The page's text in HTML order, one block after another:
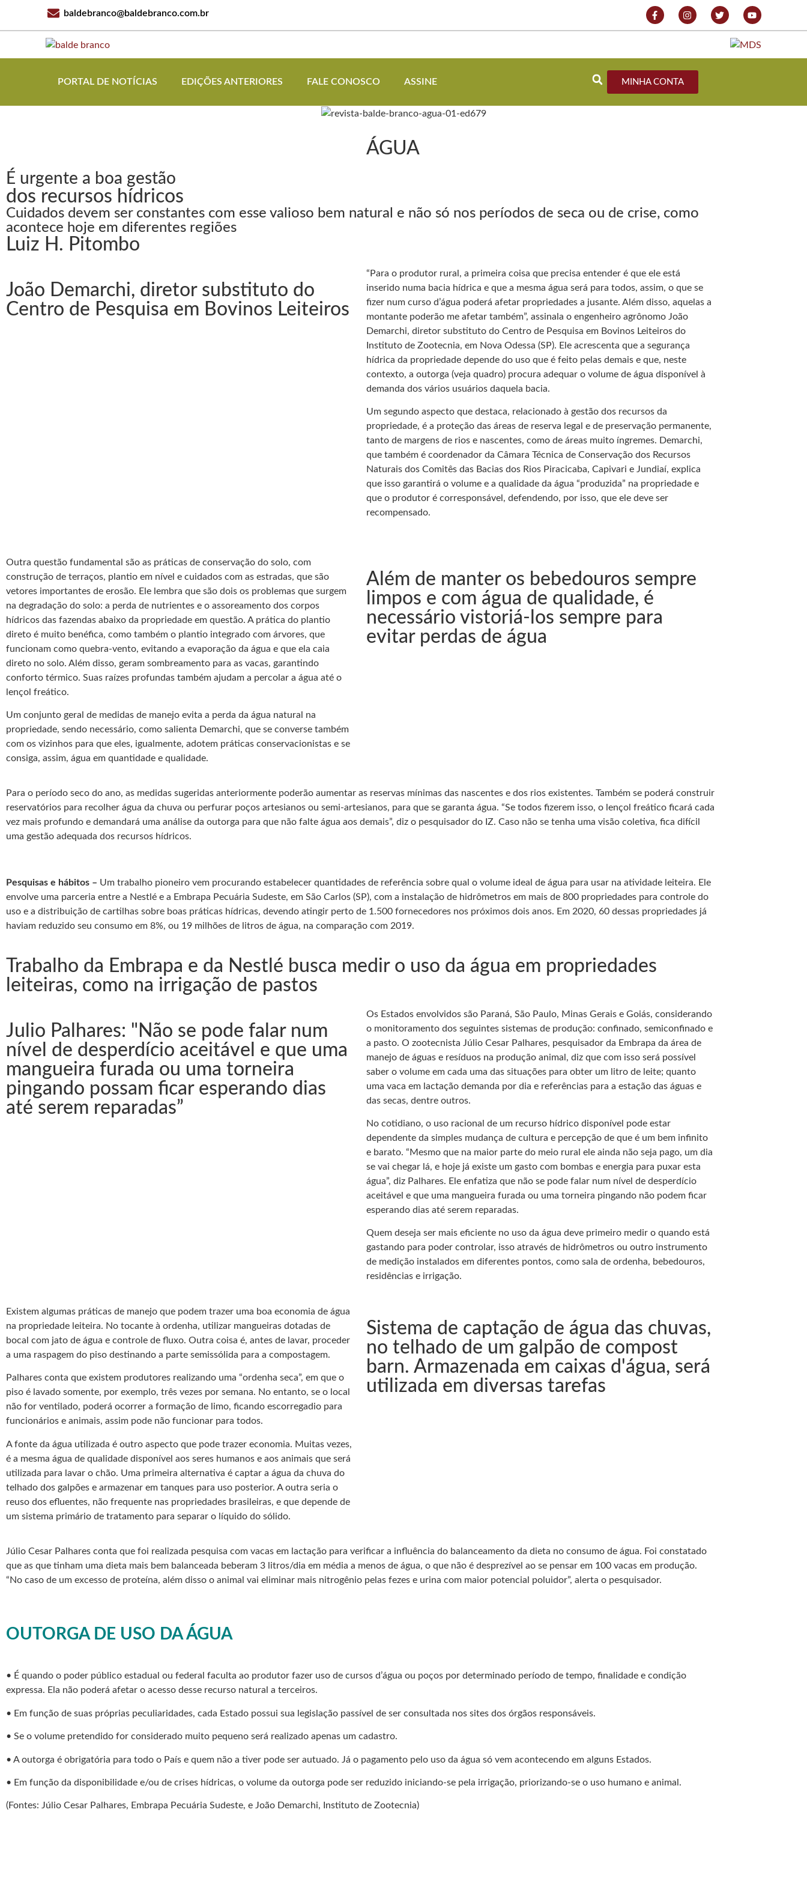
baldebranco@baldebranco.com.br
MINHA CONTA
PORTAL DE NOTÍCIAS EDIÇÕES ANTERIORES FALE CONOSCO ASSINE
ÁGUA
É urgente a boa gestão
dos recursos hídricos
Cuidados devem ser constantes com esse valioso bem natural e não só nos períodos de seca ou de crise, como
acontece hoje em diferentes regiões
Luiz H. Pitombo
João Demarchi, diretor substituto do
Centro de Pesquisa em Bovinos Leiteiros
“Para o produtor rural, a primeira coisa que precisa entender é que ele está
inserido numa bacia hídrica e que a mesma água será para todos, assim, o que se
fizer num curso d’água poderá afetar propriedades a jusante. Além disso, aquelas a
montante poderão me afetar também”, assinala o engenheiro agrônomo João
Demarchi, diretor substituto do Centro de Pesquisa em Bovinos Leiteiros do
Instituto de Zootecnia, em Nova Odessa (SP). Ele acrescenta que a segurança
hídrica da propriedade depende do uso que é feito pelas demais e que, neste
contexto, a outorga (veja quadro) procura adequar o volume de água disponível à
demanda dos vários usuários daquela bacia.
Um segundo aspecto que destaca, relacionado à gestão dos recursos da
propriedade, é a proteção das áreas de reserva legal e de preservação permanente,
tanto de margens de rios e nascentes, como de áreas muito íngremes. Demarchi,
que também é coordenador da Câmara Técnica de Conservação dos Recursos
Naturais dos Comitês das Bacias dos Rios Piracicaba, Capivari e Jundiaí, explica
que isso garantirá o volume e a qualidade da água “produzida” na propriedade e
que o produtor é corresponsável, defendendo, por isso, que ele deve ser
recompensado.
Outra questão fundamental são as práticas de conservação do solo, com
construção de terraços, plantio em nível e cuidados com as estradas, que são
vetores importantes de erosão. Ele lembra que são dois os problemas que surgem
na degradação do solo: a perda de nutrientes e o assoreamento dos corpos
hídricos das fazendas abaixo da propriedade em questão. A prática do plantio
direto é muito benéfica, como também o plantio integrado com árvores, que
funcionam como quebra-vento, evitando a evaporação da água e que ela caia
direto no solo. Além disso, geram sombreamento para as vacas, garantindo
conforto térmico. Suas raízes profundas também ajudam a percolar a água até o
lençol freático.
Um conjunto geral de medidas de manejo evita a perda da água natural na
propriedade, sendo necessário, como salienta Demarchi, que se converse também
com os vizinhos para que eles, igualmente, adotem práticas conservacionistas e se
consiga, assim, água em quantidade e qualidade.
Além de manter os bebedouros sempre
limpos e com água de qualidade, é
necessário vistoriá-los sempre para
evitar perdas de água
Para o período seco do ano, as medidas sugeridas anteriormente poderão aumentar as reservas mínimas das nascentes e dos rios existentes. Também se poderá construir
reservatórios para recolher água da chuva ou perfurar poços artesianos ou semi-artesianos, para que se garanta água. “Se todos fizerem isso, o lençol freático ficará cada
vez mais profundo e demandará uma análise da outorga para que não falte água aos demais”, diz o pesquisador do IZ. Caso não se tenha uma visão coletiva, fica difícil
uma gestão adequada dos recursos hídricos.
Pesquisas e hábitos – Um trabalho pioneiro vem procurando estabelecer quantidades de referência sobre qual o volume ideal de água para usar na atividade leiteira. Ele
envolve uma parceria entre a Nestlé e a Embrapa Pecuária Sudeste, em São Carlos (SP), com a instalação de hidrômetros em mais de 800 propriedades para controle do
uso e a distribuição de cartilhas sobre boas práticas hídricas, devendo atingir perto de 1.500 fornecedores nos próximos dois anos. Em 2020, 60 dessas propriedades já
haviam reduzido seu consumo em 8%, ou 19 milhões de litros de água, na comparação com 2019.
Trabalho da Embrapa e da Nestlé busca medir o uso da água em propriedades
leiteiras, como na irrigação de pastos
Julio Palhares: "Não se pode falar num
nível de desperdício aceitável e que uma
mangueira furada ou uma torneira
pingando possam ficar esperando dias
até serem reparadas”
Os Estados envolvidos são Paraná, São Paulo, Minas Gerais e Goiás, considerando
o monitoramento dos seguintes sistemas de produção: confinado, semiconfinado e
a pasto. O zootecnista Júlio Cesar Palhares, pesquisador da Embrapa da área de
manejo de águas e resíduos na produção animal, diz que com isso será possível
saber o volume em cada uma das situações para obter um litro de leite; quanto
uma vaca em lactação demanda por dia e referências para a estação das águas e
das secas, dentre outros.
No cotidiano, o uso racional de um recurso hídrico disponível pode estar
dependente da simples mudança de cultura e percepção de que é um bem infinito
e barato. “Mesmo que na maior parte do meio rural ele ainda não seja pago, um dia
se vai chegar lá, e hoje já existe um gasto com bombas e energia para puxar esta
água”, diz Palhares. Ele enfatiza que não se pode falar num nível de desperdício
aceitável e que uma mangueira furada ou uma torneira pingando não podem ficar
esperando dias até serem reparadas.
Quem deseja ser mais eficiente no uso da água deve primeiro medir o quando está
gastando para poder controlar, isso através de hidrômetros ou outro instrumento
de medição instalados em diferentes pontos, como sala de ordenha, bebedouros,
residências e irrigação.
Existem algumas práticas de manejo que podem trazer uma boa economia de água
na propriedade leiteira. No tocante à ordenha, utilizar mangueiras dotadas de
bocal com jato de água e controle de fluxo. Outra coisa é, antes de lavar, proceder
a uma raspagem do piso destinando a parte semissólida para a compostagem.
Palhares conta que existem produtores realizando uma “ordenha seca”, em que o
piso é lavado somente, por exemplo, três vezes por semana. No entanto, se o local
não for ventilado, poderá ocorrer a formação de limo, ficando escorregadio para
funcionários e animais, assim pode não funcionar para todos.
A fonte da água utilizada é outro aspecto que pode trazer economia. Muitas vezes,
é a mesma água de qualidade disponível aos seres humanos e aos animais que será
utilizada para lavar o chão. Uma primeira alternativa é captar a água da chuva do
telhado dos galpões e armazenar em tanques para uso posterior. A outra seria o
reuso dos efluentes, não frequente nas propriedades brasileiras, e que depende de
um sistema primário de tratamento para separar o líquido do sólido.
Sistema de captação de água das chuvas,
no telhado de um galpão de compost
barn. Armazenada em caixas d'água, será
utilizada em diversas tarefas
Júlio Cesar Palhares conta que foi realizada pesquisa com vacas em lactação para verificar a influência do balanceamento da dieta no consumo de água. Foi constatado
que as que tinham uma dieta mais bem balanceada beberam 3 litros/dia em média a menos de água, o que não é desprezível ao se pensar em 100 vacas em produção.
“No caso de um excesso de proteína, além disso o animal vai eliminar mais nitrogênio pelas fezes e urina com maior potencial poluidor”, alerta o pesquisador.
OUTORGA DE USO DA ÁGUA
• É quando o poder público estadual ou federal faculta ao produtor fazer uso de cursos d’água ou poços por determinado período de tempo, finalidade e condição
expressa. Ela não poderá afetar o acesso desse recurso natural a terceiros.
• Em função de suas próprias peculiaridades, cada Estado possui sua legislação passível de ser consultada nos sites dos órgãos responsáveis.
• Se o volume pretendido for considerado muito pequeno será realizado apenas um cadastro.
• A outorga é obrigatória para todo o País e quem não a tiver pode ser autuado. Já o pagamento pelo uso da água só vem acontecendo em alguns Estados.
• Em função da disponibilidade e/ou de crises hídricas, o volume da outorga pode ser reduzido iniciando-se pela irrigação, priorizando-se o uso humano e animal.
(Fontes: Júlio Cesar Palhares, Embrapa Pecuária Sudeste, e João Demarchi, Instituto de Zootecnia)